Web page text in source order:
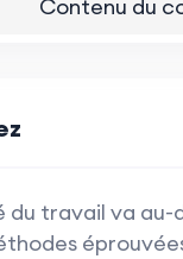
Contenu du
travail va au-